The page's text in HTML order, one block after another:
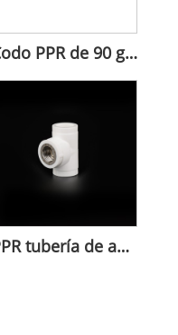
Codo PPR de 90 grados para tuberías.
PPR tubería de agua válvula de bola de plástico